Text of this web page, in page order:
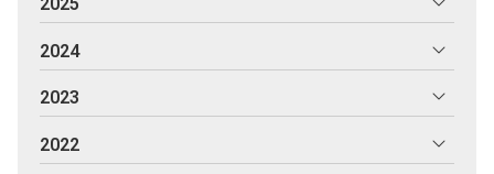
2024
2023
2022